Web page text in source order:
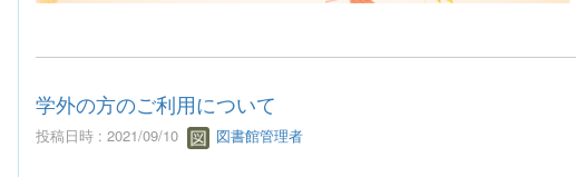
学外の方のご利用について
投稿日時 : 2021/09/10 図書館管理者